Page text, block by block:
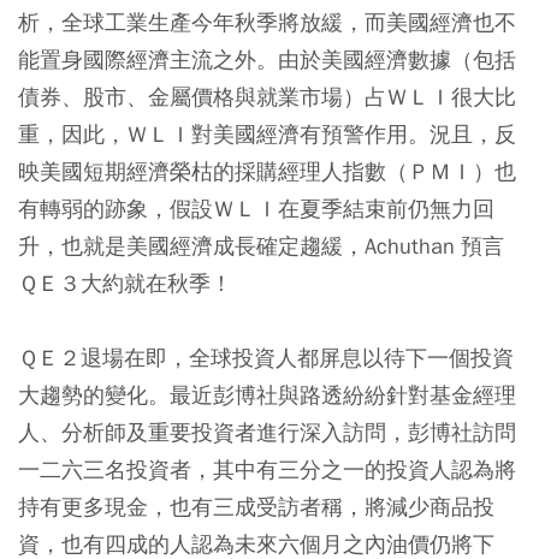
析，全球工業生產今年秋季將放緩，而美國經濟也不
能置身國際經濟主流之外。由於美國經濟數據（包括
債券、股市、金屬價格與就業市場）占ＷＬＩ很大比
重，因此，ＷＬＩ對美國經濟有預警作用。況且，反
映美國短期經濟榮枯的採購經理人指數（ＰＭＩ）也
有轉弱的跡象，假設ＷＬＩ在夏季結束前仍無力回
升，也就是美國經濟成長確定趨緩，Achuthan 預言
ＱＥ３大約就在秋季！
ＱＥ２退場在即，全球投資人都屏息以待下一個投資
大趨勢的變化。最近彭博社與路透紛紛針對基金經理
人、分析師及重要投資者進行深入訪問，彭博社訪問
一二六三名投資者，其中有三分之一的投資人認為將
持有更多現金，也有三成受訪者稱，將減少商品投
資，也有四成的人認為未來六個月之內油價仍將下